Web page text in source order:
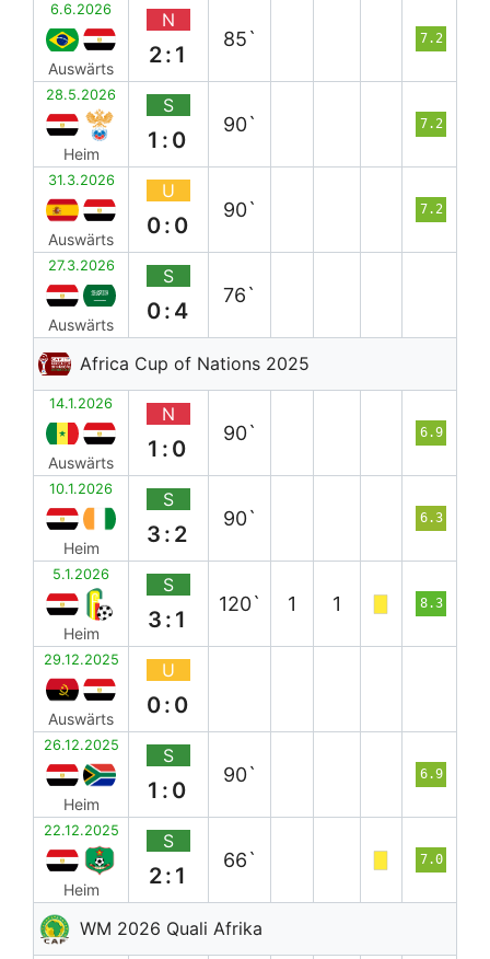
6.6.2026
Auswärts
N
2:1
85` 7.2
28.5.2026
Heim
S
1:0
90` 7.2
31.3.2026
Auswärts
U
0:0
90` 7.2
27.3.2026
Auswärts
S
0:4
76`
Africa Cup of Nations 2025
14.1.2026
Auswärts
N
1:0
90` 6.9
10.1.2026
Heim
S
3:2
90` 6.3
5.1.2026
Heim
S
3:1
120` 1 1 8.3
29.12.2025
Auswärts
U
0:0
26.12.2025
Heim
S
1:0
90` 6.9
22.12.2025
Heim
S
2:1
66` 7.0
WM 2026 Quali Afrika